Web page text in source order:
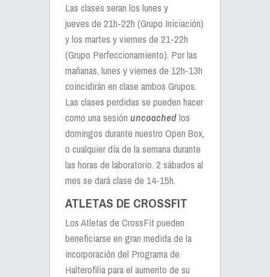
Las clases seran los lunes y
jueves de 21h-22h (Grupo Iniciación)
y los martes y viernes de 21-22h
(Grupo Perfeccionamiento). Por las
mañanas, lunes y viernes de 12h-13h
coincidirán en clase ambos Grupos.
Las clases perdidas se pueden hacer
como una sesión uncoachedlos
domingos durante nuestro Open Box,
o cualquier día de la semana durante
las horas de laboratorio. 2 sábados al
mes se dará clase de 14-15h.
ATLETAS DE CROSSFIT
Los Atletas de CrossFit pueden
beneficiarse en gran medida de la
incorporación del Programa de
Halterofilia para el aumento de su